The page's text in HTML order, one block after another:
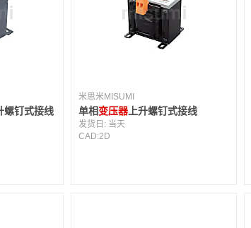
螺钉式接线
米思米MISUMI
单相变压器上升螺钉式接线
发货日: 当天
CAD:2D